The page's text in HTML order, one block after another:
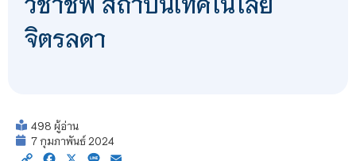
จิตรลดา
498 ผู้อ่าน
7 กุมภาพันธ์ 2024